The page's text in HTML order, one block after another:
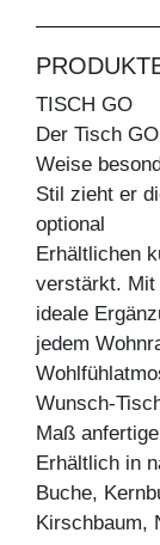
TISCH GO
Der Tisch
Weise
Stil zieht er
optional
Erhältlichen
verstärkt. Mit
ideale
jedem
Wunsch-
Maß
Erhältlich in
Buche,
Kirschbaum,